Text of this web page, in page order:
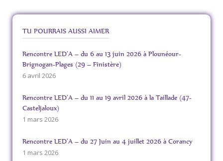
TU POURRAIS AUSSI AIMER
Rencontre LED’A – du 6 au 13 juin 2026 à Plounéour-
Brignogan-Plages (29 – Finistère)
6 avril 2026
Rencontre LED’A – du 11 au 19 avril 2026 à la Taillade (47-
Casteljaloux)
1 mars 2026
Rencontre LED’A – du 27 Juin au 4 juillet 2026 à Corancy
1 mars 2026